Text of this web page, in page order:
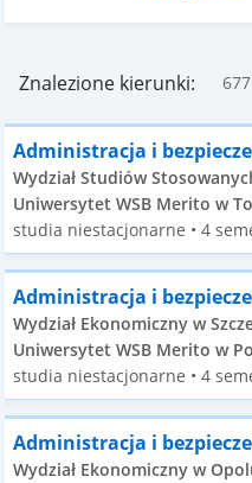
Znalezione kierunki: 677
Administracja i
Wydział Studiów
Uniwersytet WSB Merito w
studia niestacjonarne • 4
Administracja i
Wydział Ekonomiczny w
Uniwersytet WSB Merito w
studia niestacjonarne • 4
Administracja i
Wydział Ekonomiczny w